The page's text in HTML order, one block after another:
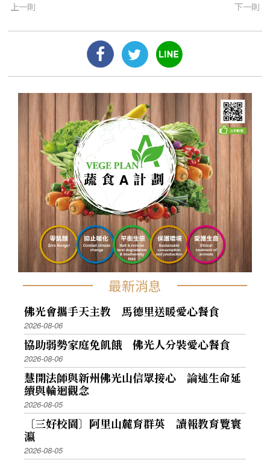
上一則 下一則
最新消息
佛光會攜手天主教 馬德里送暖愛心餐食
2026-08-06
協助弱勢家庭免飢餓 佛光人分裝愛心餐食
2026-08-06
慧開法師與新州佛光山信眾接心 論述生命延
續與輪迴觀念
2026-08-05
〔三好校園〕阿里山麓育群英 讀報教育覽寰
瀛
2026-08-05